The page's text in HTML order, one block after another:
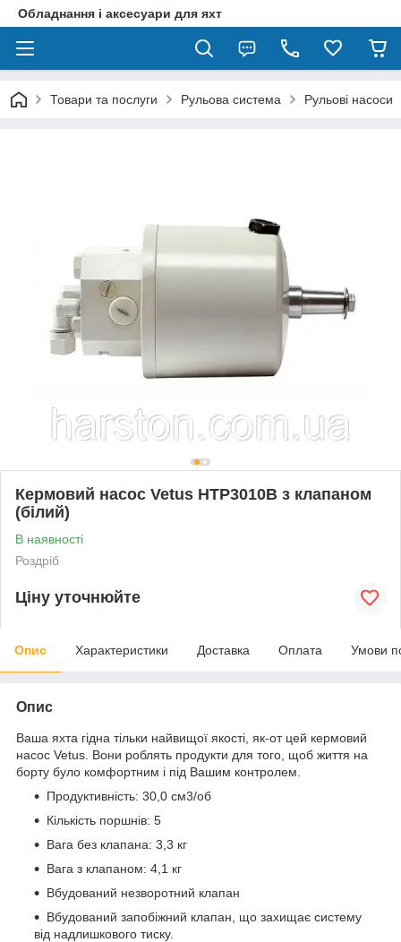
Обладнання і аксесуари для яхт
Товари та послуги Рульова система Рульові насоси
Кермовий насос Vetus HTP3010B з клапаном
(білий)
В наявності
Роздріб
Ціну уточнюйте
Опис Характеристики Доставка Оплата Умови
Опис
Ваша яхта гідна тільки найвищої якості, як-от цей кермовий
насос Vetus. Вони роблять продукти для того, щоб життя на
борту було комфортним і під Вашим контролем.
Продуктивність: 30,0 см3/об
Кількість поршнів: 5
Вага без клапана: 3,3 кг
Вага з клапаном: 4,1 кг
Вбудований незворотний клапан
Вбудований запобіжний клапан, що захищає систему
від надлишкового тиску.